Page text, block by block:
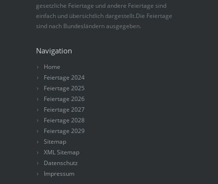
gesetzliche Feiertage und andere Feiertage sind
einfach und übersichtlich dargestellt.Die Feiertage
sind nach Bundesländern ausgegeben.
Navigation
Home
Feiertage 2024
Feiertage 2025
Feiertage 2026
Feiertage 2027
Feiertage 2028
Feiertage 2029
Sitemap
XML Sitemap
Datenschutz
Impressum